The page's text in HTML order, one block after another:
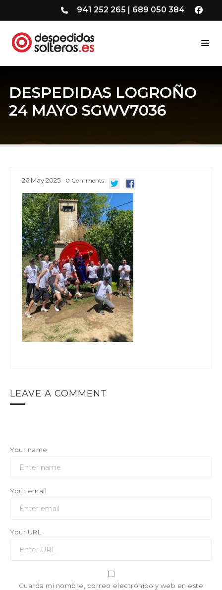
941 252 265 | 689 050 384
DESPEDIDAS LOGROÑO
24 MAYO SGWV7036
26 May2025 0 Comments
LEAVE A COMMENT
Your name
Your email
Your URL
Guarda mi nombre, correo electrónico y web en este